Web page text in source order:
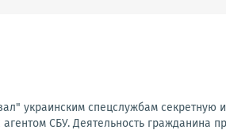
украинским спецслужбам секретную
СБУ. Деятельность гражданина